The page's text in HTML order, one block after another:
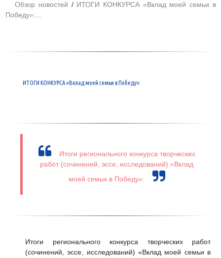
Обзор новостей /ИТОГИ КОНКУРСА «Вклад моей семьи в
Победу»:...
ИТОГИ КОНКУРСА «Вклад моей семьи в Победу»:
Итоги регионального конкурса творческих
работ (сочинений, эссе, исследований) «Вклад
моей семьи в Победу»:
Итоги регионального конкурса творческих работ
(сочинений, эссе, исследований) «Вклад моей семьи в